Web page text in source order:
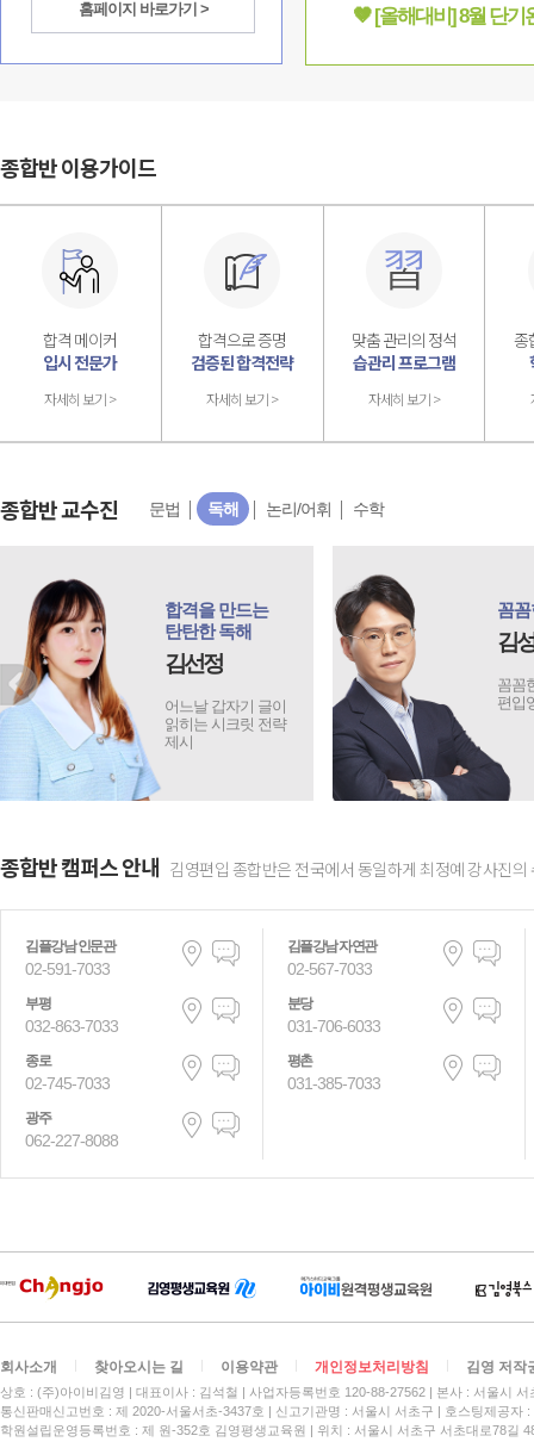
홈페이지 바로가기 > 🤎 [올해대비] 8월 단기
종합반 이용가이드
합격 메이커
입시 전문가
자세히 보기 >
합격으로 증명
검증된 합격전략
자세히 보기 >
맞춤 관리의 정석
습관리 프로그램
자세히 보기 >
종
종합반 교수진 문법 독해 논리/어휘 수학
꼼꼼한 편입독해!
김성환
편입영어 완전 정복!
편
편입
독해 콘텐츠 캐치!
예외를 두지 않은
일관된 풀이로 승부!
합격
체계
합격
철의독해
소개영상 바로가기 > 소개영상 COMING
정밀한 해석
정서영
읽
편입
조
종합반 캠퍼스 안내 김영편입 종합반은 전국에서 동일하게 최정예 강사진
김플강남 인문관
02-591-7033
김플강남 자연관
02-567-7033
부평
032-863-7033
분당
031-706-6033
종로
02-745-7033
평촌
031-385-7033
광주
062-227-8088
회사소개 찾아오시는 길 이용약관 개인정보처리방침 김영 저작
상호 : (주)아이비김영 대표이사 : 김석철 사업자등록번호 120-88-27562
본사 : 서울시
통신판매신고번호 : 제 2020-서울서초-3437호
신고기관명 : 서울시 서초구
호스팅제공자
학원설립운영등록번호 : 제 원-352호 김영평생교육원 | 위치 : 서울시 서초구 서초대로78길